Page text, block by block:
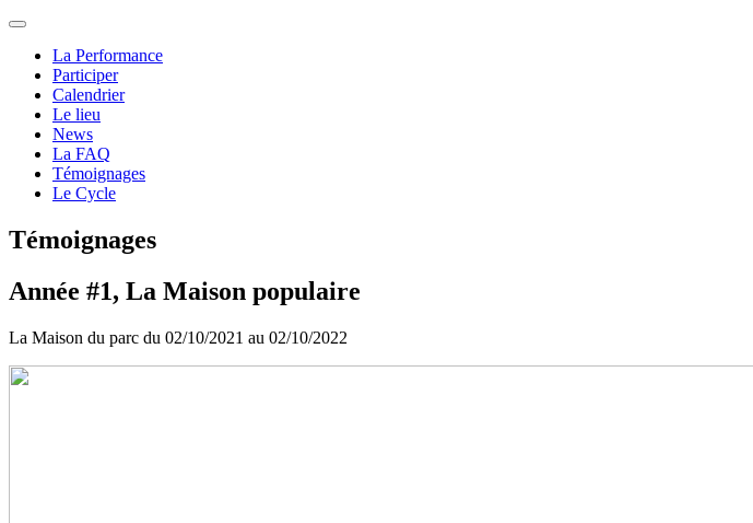
La Performance
Participer
Calendrier
Le lieu
News
La FAQ
Témoignages
Le Cycle
Témoignages
Année #1, La Maison populaire
La Maison du parc du 02/10/2021 au 02/10/2022